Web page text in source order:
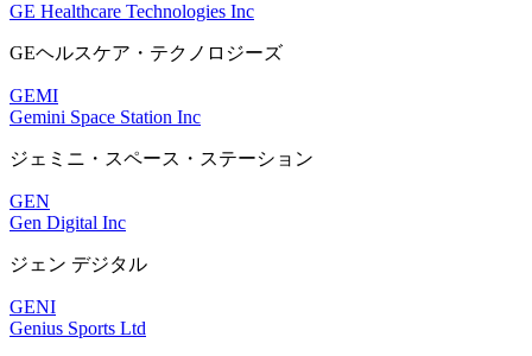
GE Healthcare Technologies Inc
GEヘルスケア・テクノロジーズ
GEMI
Gemini Space Station Inc
ジェミニ・スペース・ステーション
GEN
Gen Digital Inc
ジェン デジタル
GENI
Genius Sports Ltd